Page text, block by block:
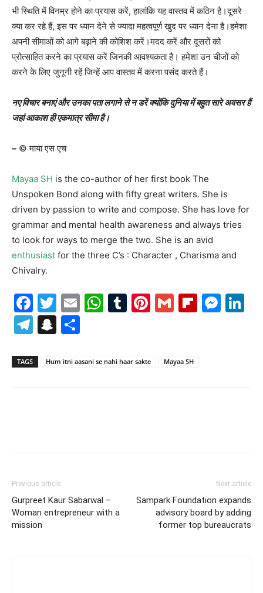
भी स्थिति में विनम्र होने का प्रयास करें, हालांकि यह वास्तव में कठिन है।दूसरे
क्या कर रहे हैं, इस पर ध्यान देने से ज्यादा महत्वपूर्ण खुद पर ध्यान देना है।हमेशा
अपनी सीमाओं को आगे बढ़ाने की कोशिश करें।मदद करें और दूसरों को
प्रोत्साहित करने का प्रयास करें जिनकी आवश्यकता है। हमेशा उन चीजों को
करने के लिए जुनूनी रहें जिन्हें आप वास्तव में करना पसंद करते हैं।
नए विचार बनाएं और उनका पता लगाने से न डरें क्योंकि दुनिया में बहुत सारे अवसर हैं
जहां आकाश ही एकमात्र सीमा है।
– © माया एस एच
Mayaa SH is the co-author of her first book The
Unspoken Bond along with fifty great writers. She is
driven by passion to write and compose. She has love for
grammar and mental health awareness and always tries
to look for ways to merge the two. She is an avid
enthusiast for the three C’s : Character , Charisma and
Chivalry.
Facebook
Twitter
EmailWhatsApp
Tumblr
Pinterest
Gmail
Telegram
Snapchat
TAGS Hum itni aasani se nahi haar sakte Mayaa SH
Previous article
Gurpreet Kaur Sabarwal –
Woman entrepreneur with a
mission
Next article
Sampark Foundation expands
advisory board by adding
former top bureaucrats